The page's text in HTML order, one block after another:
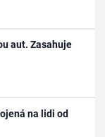
aut. Zasahuje
na lidi od